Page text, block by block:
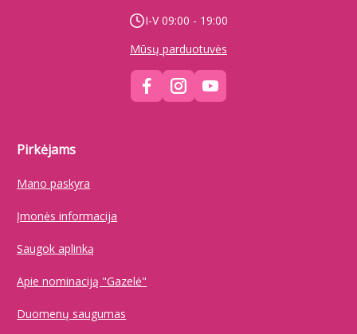
I-V 09:00 - 19:00
Mūsų parduotuvės
Pirkėjams
Įmonės informacija
Saugok aplinką
Apie nominaciją "Gazelė"
Duomenų saugumas
Mano paskyra